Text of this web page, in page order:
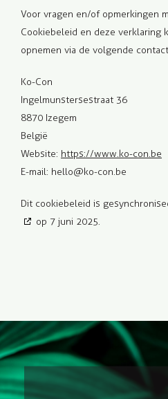
Voor vragen en/of opmerkingen
Cookiebeleid en deze verklaring
opnemen via de volgende
Ko-Con
Ingelmunstersestraat 36
8870 Izegem
België
Website: https://www.ko-con.be
E-mail: hello@ko-con.be
Dit cookiebeleid is
op 7 juni 2025.